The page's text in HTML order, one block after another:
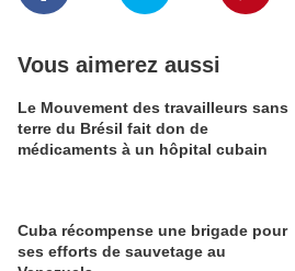
Vous aimerez aussi
Le Mouvement des travailleurs sans
terre du Brésil fait don de
médicaments à un hôpital cubain
Cuba récompense une brigade pour
ses efforts de sauvetage au